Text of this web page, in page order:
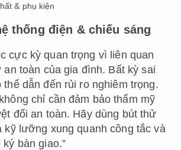
& phụ kiện
thống điện & chiếu sáng
cực kỳ quan trọng vì liên quan
toàn của gia đình. Bất kỳ sai
thể dẫn đến rủi ro nghiêm trọng.
chỉ cần đảm bảo thẩm mỹ
đối an toàn. Hãy dùng bút thử
kỹ lưỡng xung quanh công tắc và
bàn giao.”